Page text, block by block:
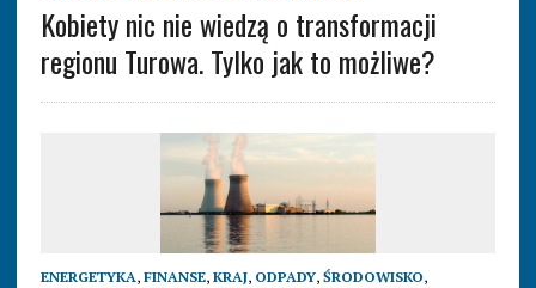
Kobiety nic nie wiedzą o transformacji
regionu Turowa. Tylko jak to możliwe?
ENERGETYKA, FINANSE, KRAJ, ODPADY, ŚRODOWISKO,